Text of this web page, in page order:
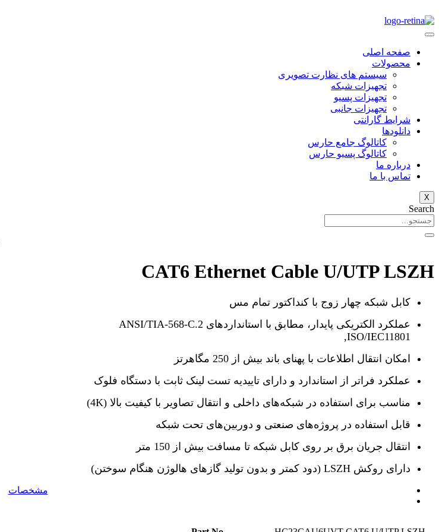
صفحه اصلی
محصولات
سیستم های نظارت تصویری
تجهیزات شبکه
تجهیزات پسیو
تجهیزات جانبی
شرایط گارانتی
دانلود‌ها
کاتالوگ جامع حارس
کاتالوگ پسیو حارس
درباره ما
تماس با ما
X
Search
CAT6 Ethernet Cable U/UTP LSZH
کابل شبکه چهار زوج با کنداکتور تمام مس
عملکرد الکتریکی پایدار، مطابق با استاندارد‌های ANSI/TIA-568-C.2
,ISO/IEC11801
امکان انتقال اطلاعات با پهنای باند بیش از 250 مگاهرتز
عملکرد فراتر از استاندارد و دارای تاییدیه تست لینک ثابت با دستگاه فلوک
مناسب برای استفاده در شبکه‌های داخلی و انتقال تصاویر با کیفیت بالا (4K)
قابل استفاده در پروژه‌های صنعتی و دوربین‌های تحت شبکه
انتقال جریان برق بر روی کابل شبکه تا مسافت بیش از 150 متر
دارای روکش LSZH (دود کمتر و بدون تولید گاز‌های هالوژن هنگام سوختن)
مشخصات